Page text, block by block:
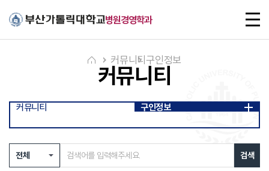
병원경영학과
전
체
메
커뮤니티
커뮤니티 구인정보
커뮤니티 구인정보
검색